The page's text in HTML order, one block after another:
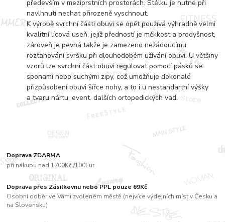
Doprava ZDARMA
při nákupu nad 1700Kč /100Eur
Doprava přes Zásilkovnu nebo PPL pouze 69Kč
Osobní odběr ve Vámi zvoleném městě (nejvíce výdejních míst v Česku a
na Slovensku)
především v meziprstních prostorách. Stélku je nutné při
navlhnutí nechat přirozeně vyschnout.
K výrobě svrchní části obuvi se opět používá výhradně velmi
kvalitní lícová useň, jejíž předností je měkkost a prodyšnost,
zároveň je pevná takže je zamezeno nežádoucímu
roztahování svršku při dlouhodobém užívání obuvi. U většiny
vzorů lze svrchní část obuvi regulovat pomocí pásků se
sponami nebo suchými zipy, což umožňuje dokonalé
přizpůsobení obuvi šířce nohy, a to i u nestandartní výšky
a tvaru nártu, event. dalších ortopedických vad.